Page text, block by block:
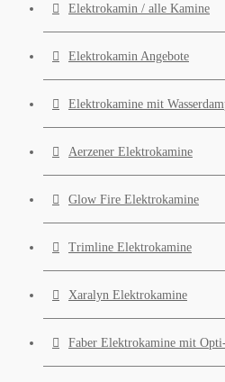
Elektrokamin / alle Kamine
Elektrokamin Angebote
Elektrokamine mit
Aerzener Elektrokamine
Glow Fire Elektrokamine
Trimline Elektrokamine
Xaralyn Elektrokamine
Faber Elektrokamine mit